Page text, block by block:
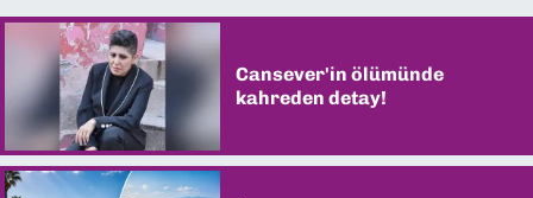
Cansever'in ölümünde
kahreden detay!